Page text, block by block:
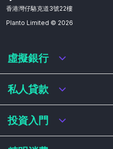
香港灣仔駱克道3號22樓
Planto Limited © 2026
虛擬銀行
虛擬銀行迎新優惠
虛擬銀行存款利率比較
虛擬銀行銀扣賬卡 / 信用卡
虛擬銀行貸款
私人貸款
私人貸款年利率比較
網上即批貸款
結餘轉戶
投資入門
港股戶口收費及迎新優惠